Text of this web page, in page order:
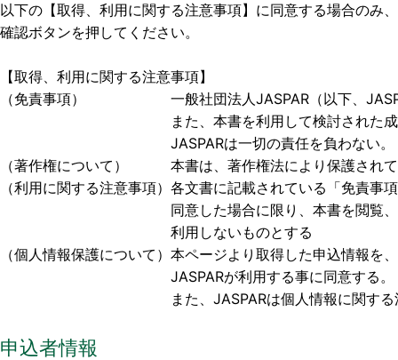
以下の【取得、利用に関する注意事項】に同意する場合のみ
確認ボタンを押してください。
【取得、利用に関する注意事項】
（免責事項） 一般社団法人JASPAR（以下、
また、本書を利用して検討された成果物、また
JASPARは一切の責任を負わない。
（著作権について） 本書は、著作権法により保護されて
（利用に関する注意事項）各文書に記載されている「免責
同意した場合に限り、本書を閲覧、利用する
利用しないものとする
（個人情報保護について）本ページより取得した申込情報
JASPARが利用する事に同意する。
また、JASPARは個人情報に関する法令およ
申込者情報